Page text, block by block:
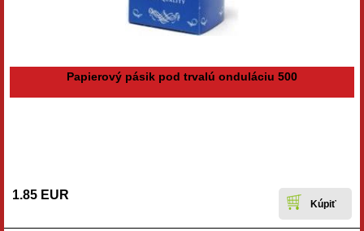
Papierový pásik pod trvalú onduláciu 500
1.85 EUR